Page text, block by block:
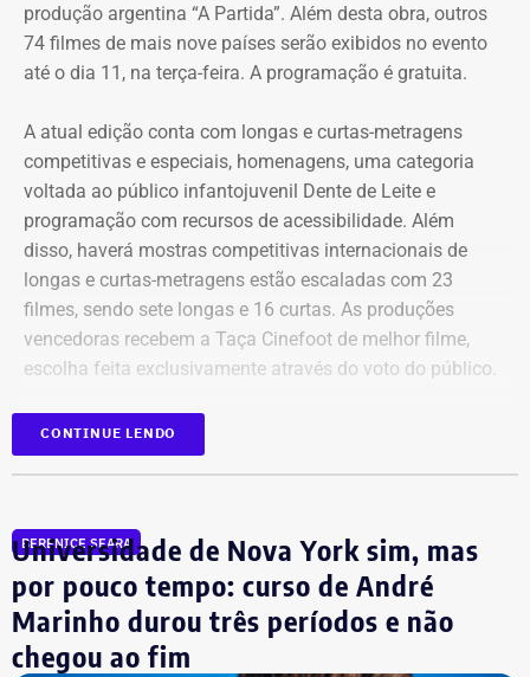
produção argentina “A Partida”. Além desta obra, outros
74 filmes de mais nove países serão exibidos no evento
até o dia 11, na terça-feira. A programação é gratuita.
A atual edição conta com longas e curtas-metragens
competitivas e especiais, homenagens, uma categoria
voltada ao público infantojuvenil Dente de Leite e
programação com recursos de acessibilidade. Além
disso, haverá mostras competitivas internacionais de
longas e curtas-metragens estão escaladas com 23
filmes, sendo sete longas e 16 curtas. As produções
vencedoras recebem a Taça Cinefoot de melhor filme,
escolha feita exclusivamente através do voto do público.
Os países participantes são Brasil, Argentina, México,
Itália, Colômbia, Reino Unido, Irã, Espanha, Alemanha,
mundial de futebol da atualidade. Totalizando dez
Além da Estação Claro Rio, o Cinefoot terá exibições no
Centro Cultural da Justiça Federal, no Centro do Rio; no
CONTINUE LENDO
BERENICE SEARA
Universidade de Nova York sim, mas
por pouco tempo: curso de André
Marinho durou três períodos e não
chegou ao fim